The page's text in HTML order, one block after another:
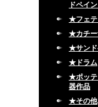
ドペイ
★フェテ
★カチー
★サンド
★ドラム
★ポッ
器作品
★その他